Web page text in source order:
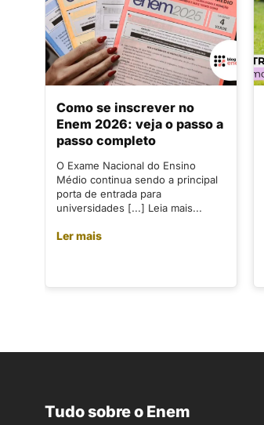
Como se inscrever no
Enem 2026: veja o passo a
passo completo
O Exame Nacional do Ensino
Médio continua sendo a principal
porta de entrada para
universidades [...] Leia mais...
Ler mais
Tudo sobre o Enem